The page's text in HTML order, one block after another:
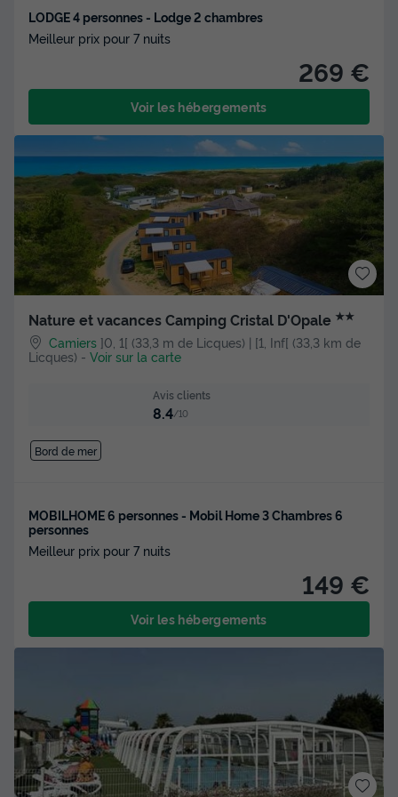
LODGE 4 personnes - Lodge 2 chambres
Meilleur prix pour 7 nuits
269 €
Voir les hébergements
Nature et vacances Camping Cristal D'Opale ★★
Camiers ]0, 1[ (33,3 m de Licques) | [1, Inf[ (33,3 km de
Licques) - Voir sur la carte
Avis clients
8.4/10
Bord de mer
MOBILHOME 6 personnes - Mobil Home 3 Chambres 6
personnes
Meilleur prix pour 7 nuits
149 €
Voir les hébergements